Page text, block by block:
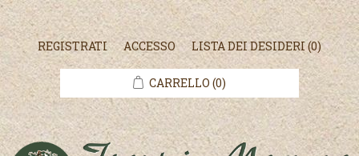
REGISTRATI ACCESSO LISTA DEI DESIDERI(0)
CARRELLO (0)